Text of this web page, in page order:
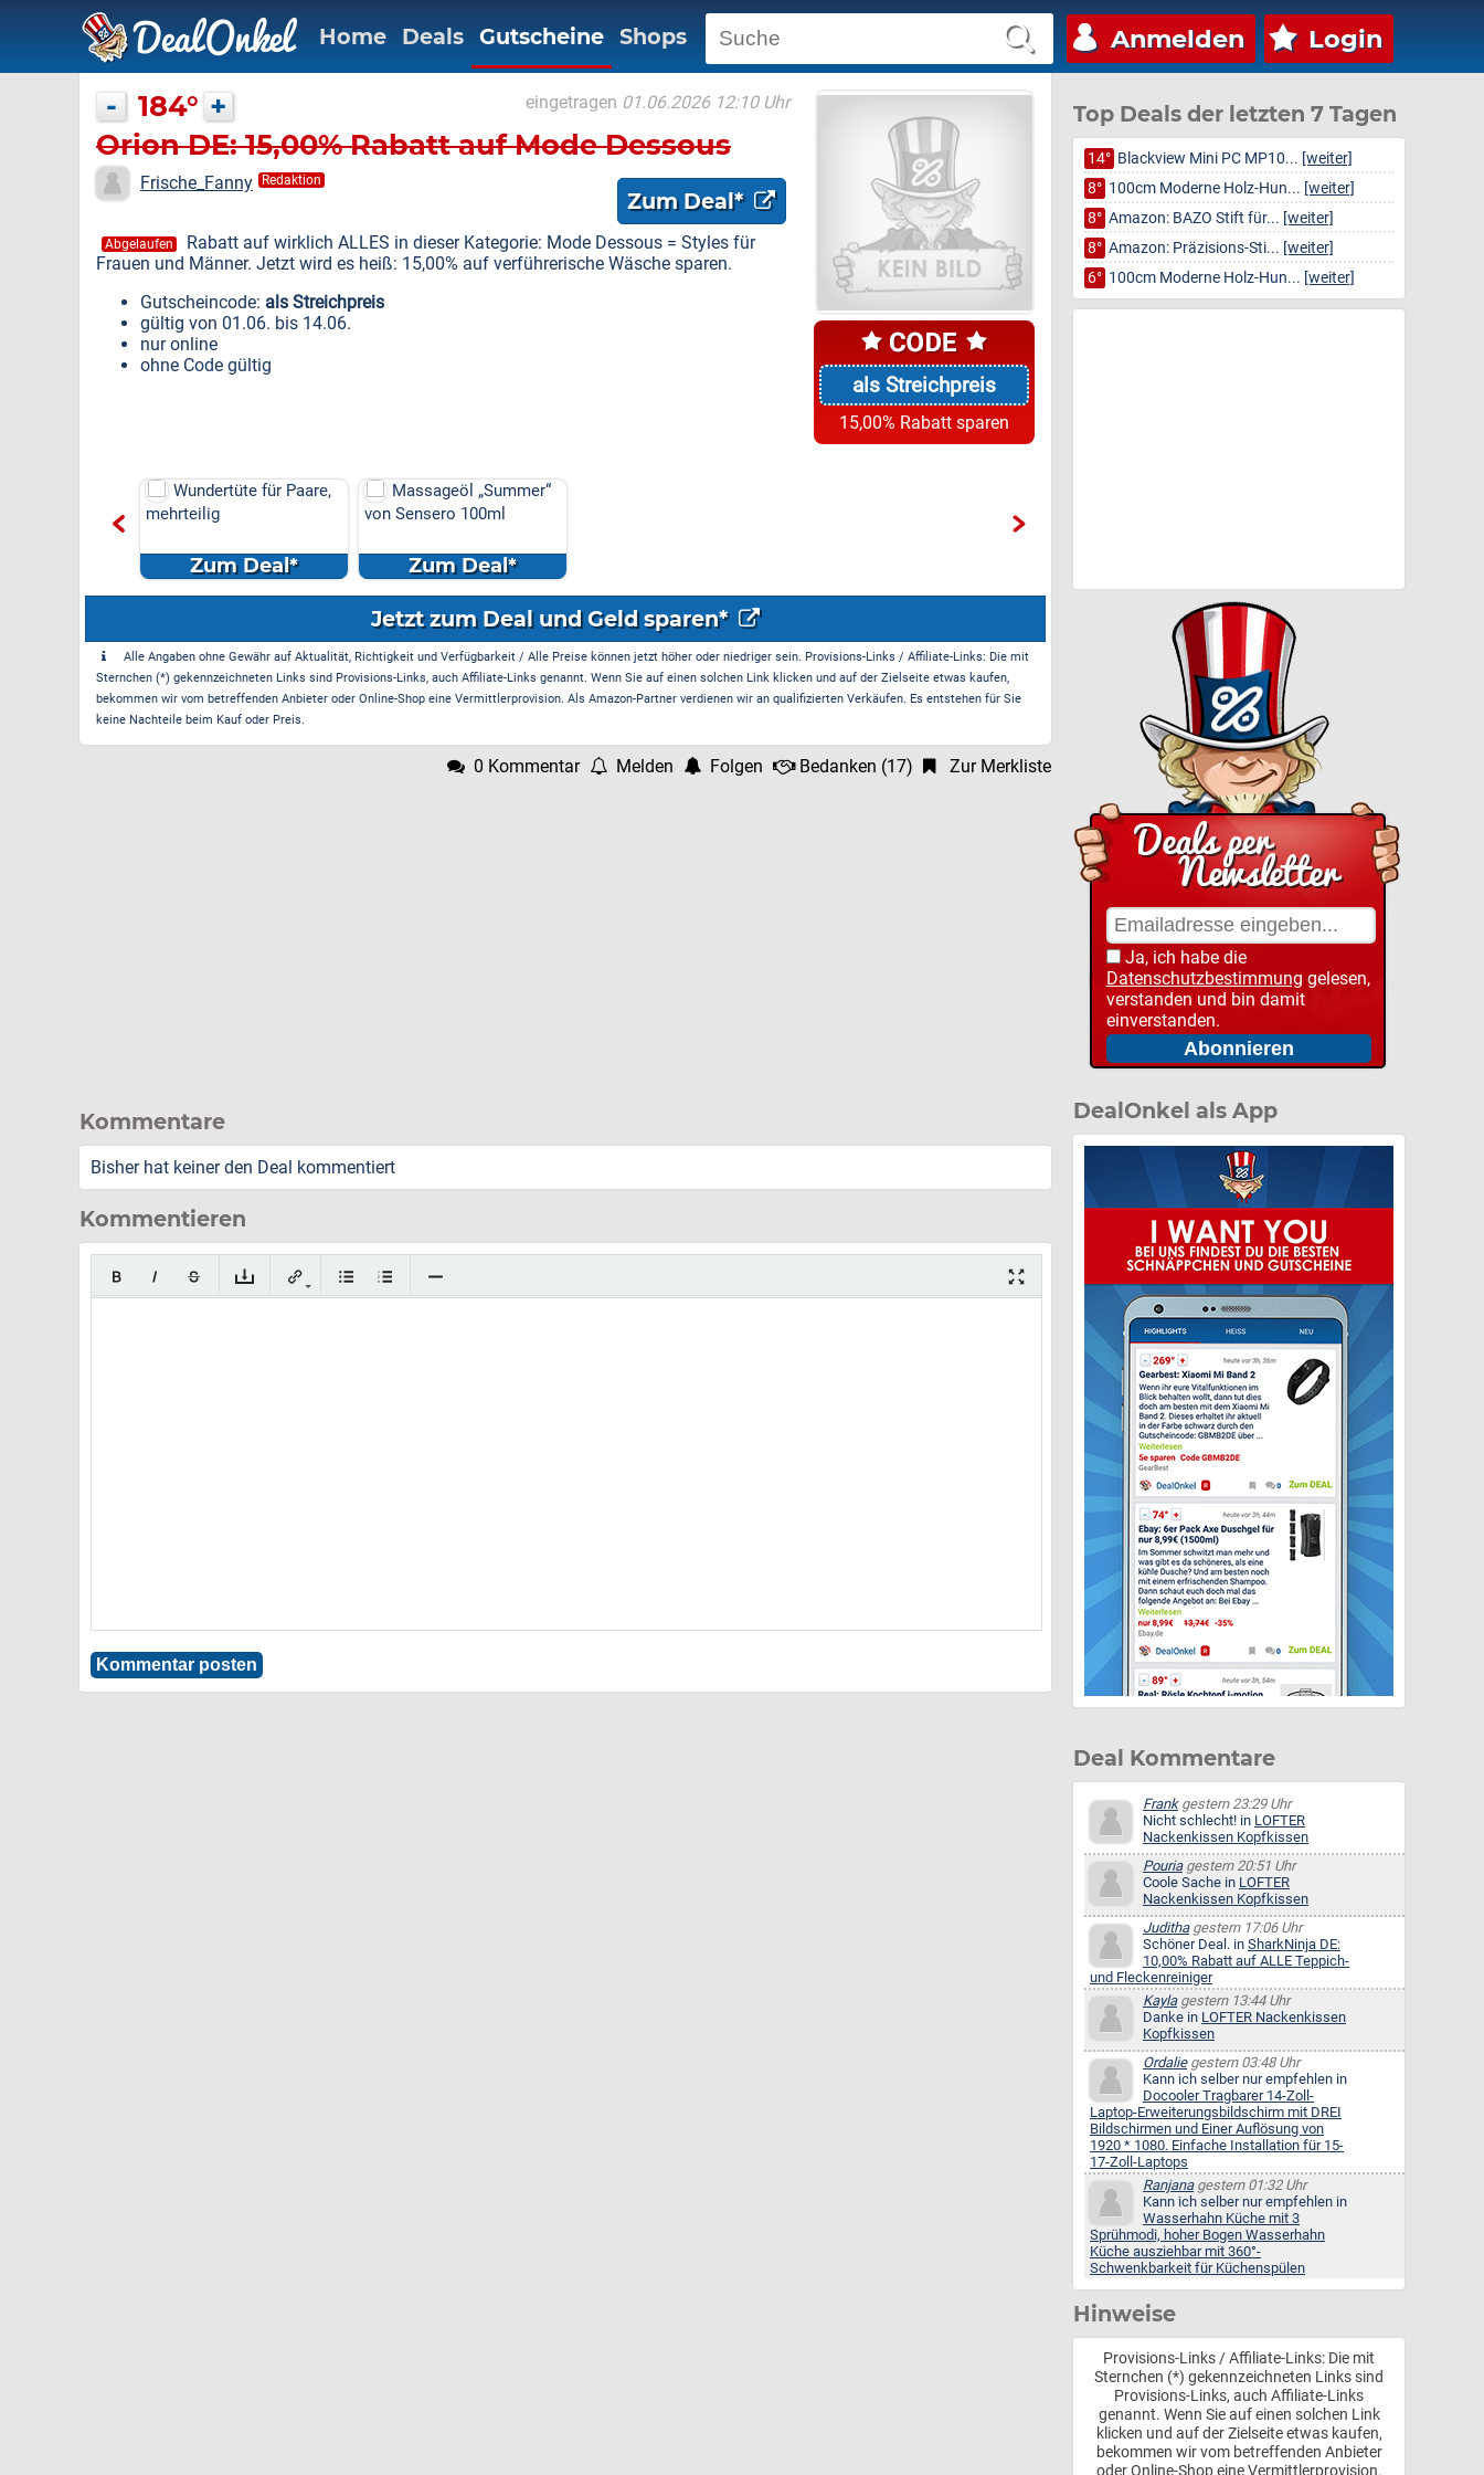
Anmelden Login
Home Deals Gutscheine Shops
als Streichpreis
15,00% Rabatt sparen
- 184° + eingetragen 01.06.2026 12:10 Uhr
Orion DE: 15,00% Rabatt auf Mode Dessous
Frische_Fanny Redaktion
Zum Deal*
Abgelaufen
Rabatt auf wirklich ALLES in dieser Kategorie: Mode Dessous = Styles für
Frauen und Männer. Jetzt wird es heiß: 15,00% auf verführerische Wäsche sparen.
Gutscheincode: als Streichpreis
gültig von 01.06. bis 14.06.
nur online
ohne Code gültig
Wundertüte für Paare,
mehrteilig
Zum Deal*
Massageöl „Summer“
von Sensero 100ml
Zum Deal*
Jetzt zum Deal und Geld sparen*
Alle Angaben ohne Gewähr auf Aktualität, Richtigkeit und Verfügbarkeit / Alle Preise können jetzt höher oder niedriger sein. Provisions-Links / Affiliate-Links: Die mit
Sternchen (*) gekennzeichneten Links sind Provisions-Links, auch Affiliate-Links genannt. Wenn Sie auf einen solchen Link klicken und auf der Zielseite etwas kaufen,
bekommen wir vom betreffenden Anbieter oder Online-Shop eine Vermittlerprovision. Als Amazon-Partner verdienen wir an qualifizierten Verkäufen. Es entstehen für Sie
keine Nachteile beim Kauf oder Preis.
0 Kommentar Melden Folgen Bedanken (17) Zur Merkliste
Kommentare
Bisher hat keiner den Deal kommentiert
Kommentieren
Top Deals der letzten 7 Tagen
14° Blackview Mini PC MP10... [weiter]
8° 100cm Moderne Holz-Hun... [weiter]
8° Amazon: BAZO Stift für... [weiter]
8° Amazon: Präzisions-Sti... [weiter]
6° 100cm Moderne Holz-Hun... [weiter]
Ja, ich habe die
Datenschutzbestimmung gelesen,
verstanden und bin damit
einverstanden.
DealOnkel als App
Deal Kommentare
Frankgestern 23:29 Uhr
Nicht schlecht! in LOFTER
Nackenkissen Kopfkissen
Pouriagestern 20:51 Uhr
Coole Sache in LOFTER
Nackenkissen Kopfkissen
Judithagestern 17:06 Uhr
Schöner Deal. in SharkNinja DE:
10,00% Rabatt auf ALLE Teppich-
und Fleckenreiniger
Kaylagestern 13:44 Uhr
Danke in LOFTER Nackenkissen
Kopfkissen
Ordaliegestern 03:48 Uhr
Kann ich selber nur empfehlen in
Docooler Tragbarer 14-Zoll-
Laptop-Erweiterungsbildschirm mit DREI
Bildschirmen und Einer Auflösung von
1920 * 1080. Einfache Installation für 15-
17-Zoll-Laptops
Ranjanagestern 01:32 Uhr
Kann ich selber nur empfehlen in
Wasserhahn Küche mit 3
Sprühmodi, hoher Bogen Wasserhahn
Küche ausziehbar mit 360°-
Schwenkbarkeit für Küchenspülen
Hinweise
Provisions-Links / Affiliate-Links: Die mit
Sternchen (*) gekennzeichneten Links sind
Provisions-Links, auch Affiliate-Links
genannt. Wenn Sie auf einen solchen Link
klicken und auf der Zielseite etwas kaufen,
bekommen wir vom betreffenden Anbieter